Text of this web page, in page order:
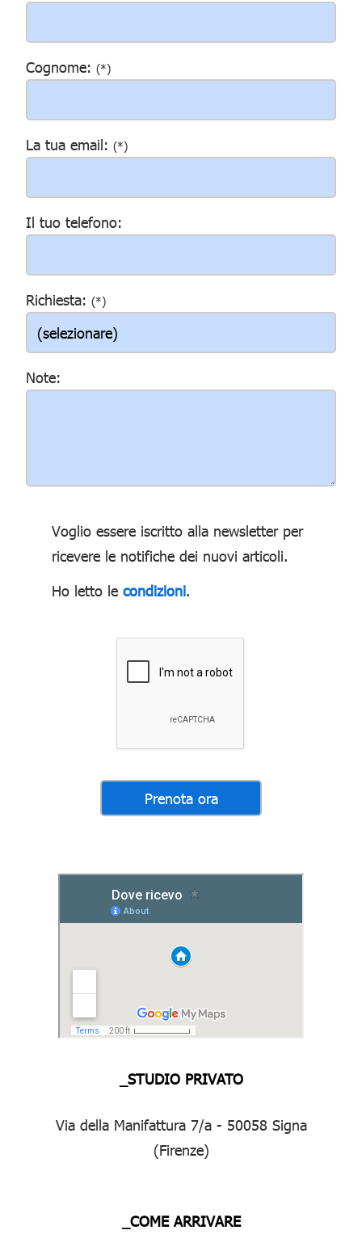
Cognome: (*)
La tua email: (*)
Il tuo telefono:
Richiesta: (*)
Note:
Voglio essere iscritto alla newsletter per
ricevere le notifiche dei nuovi articoli.
Ho letto le condizioni.
_STUDIO PRIVATO
Via della Manifattura 7/a - 50058 Signa
(Firenze)
_COME ARRIVARE